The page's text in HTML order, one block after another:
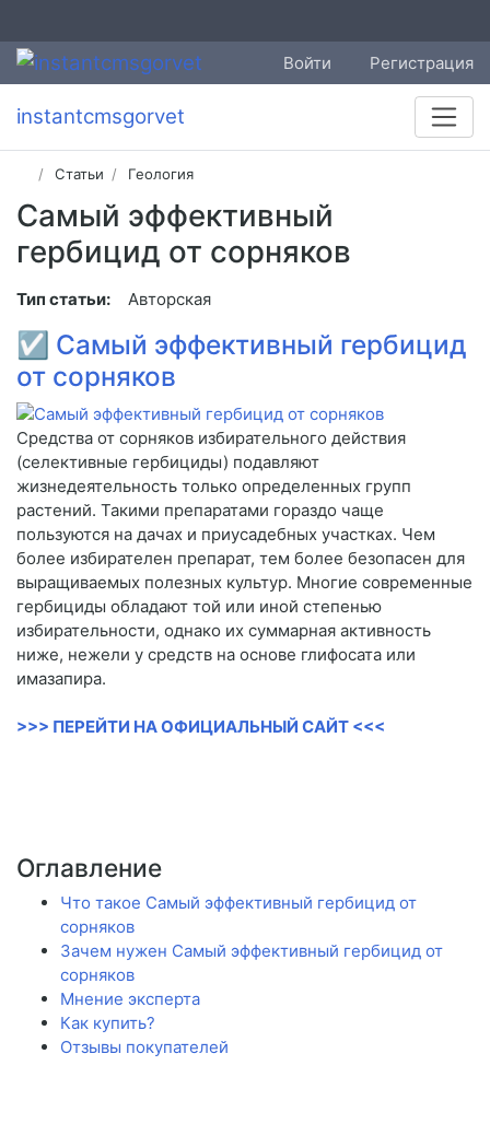
Войти Регистрация
instantcmsgorvet
Статьи Геология
Самый эффективный
гербицид от сорняков
Тип статьи: Авторская
☑ Самый эффективный гербицид
от сорняков
Средства от сорняков избирательного действия
(селективные гербициды) подавляют
жизнедеятельность только определенных групп
растений. Такими препаратами гораздо чаще
пользуются на дачах и приусадебных участках. Чем
более избирателен препарат, тем более безопасен для
выращиваемых полезных культур. Многие современные
гербициды обладают той или иной степенью
избирательности, однако их суммарная активность
ниже, нежели у средств на основе глифосата или
имазапира.
>>> ПЕРЕЙТИ НА ОФИЦИАЛЬНЫЙ САЙТ <<<
Оглавление
Что такое Самый эффективный гербицид от
сорняков
Зачем нужен Самый эффективный гербицид от
сорняков
Мнение эксперта
Как купить?
Отзывы покупателей